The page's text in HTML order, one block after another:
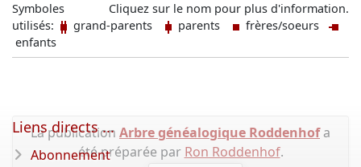
Cliquez sur le nom pour plus d'information.
Symboles
utilisés:
grand-parents parents
frères/soeurs
enfants
La publication Arbre généalogique Roddenhofa
été préparée par Ron Roddenhof.
Liens directs ...
Abonnement